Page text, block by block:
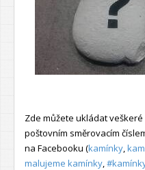
Zde můžete ukládat
poštovním směrovacím
na Facebooku (kamínky
malujeme kamínky